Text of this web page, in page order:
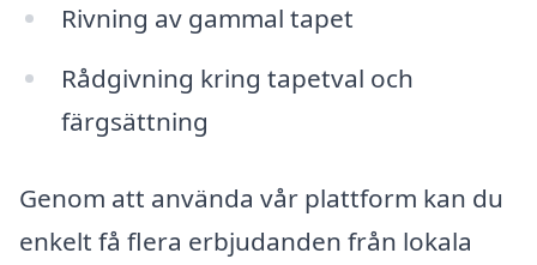
Rivning av gammal tapet
Rådgivning kring tapetval och
färgsättning
Genom att använda vår plattform kan du
enkelt få flera erbjudanden från lokala